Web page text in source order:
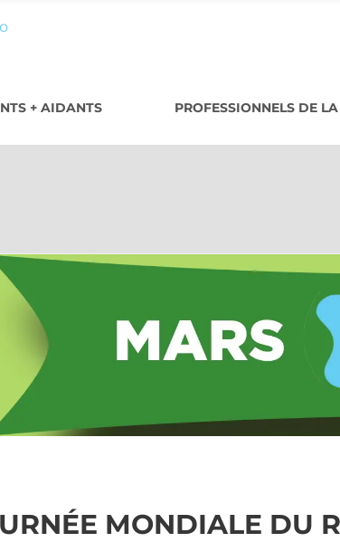
+ AIDANTS PROFESSIONNELS DE
MONDIALE DU